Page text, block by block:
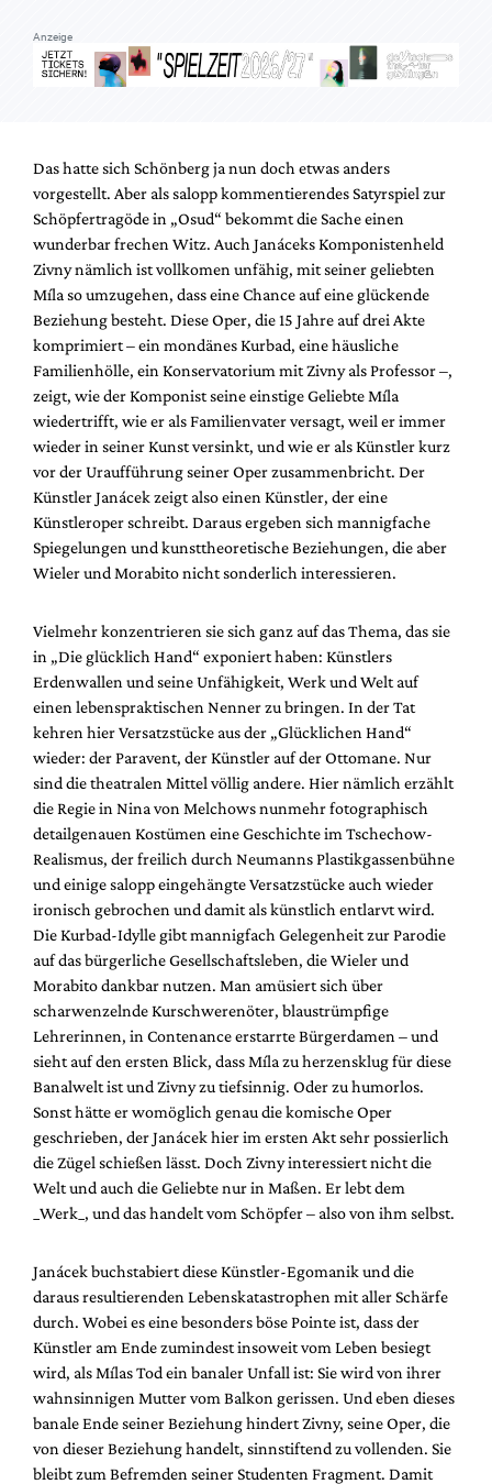
Anzeige
Das hatte sich Schönberg ja nun doch etwas anders
vorgestellt. Aber als salopp kommentierendes Satyrspiel zur
Schöpfertragöde in „Osud“ bekommt die Sache einen
wunderbar frechen Witz. Auch Janáceks Komponistenheld
Zivny nämlich ist vollkomen unfähig, mit seiner geliebten
Míla so umzugehen, dass eine Chance auf eine glückende
Beziehung besteht. Diese Oper, die 15 Jahre auf drei Akte
komprimiert – ein mondänes Kurbad, eine häusliche
Familienhölle, ein Konservatorium mit Zivny als Professor –,
zeigt, wie der Komponist seine einstige Geliebte Míla
wiedertrifft, wie er als Familienvater versagt, weil er immer
wieder in seiner Kunst versinkt, und wie er als Künstler kurz
vor der Uraufführung seiner Oper zusammenbricht. Der
Künstler Janácek zeigt also einen Künstler, der eine
Künstleroper schreibt. Daraus ergeben sich mannigfache
Spiegelungen und kunsttheoretische Beziehungen, die aber
Wieler und Morabito nicht sonderlich interessieren.
Vielmehr konzentrieren sie sich ganz auf das Thema, das sie
in „Die glücklich Hand“ exponiert haben: Künstlers
Erdenwallen und seine Unfähigkeit, Werk und Welt auf
einen lebenspraktischen Nenner zu bringen. In der Tat
kehren hier Versatzstücke aus der „Glücklichen Hand“
wieder: der Paravent, der Künstler auf der Ottomane. Nur
sind die theatralen Mittel völlig andere. Hier nämlich erzählt
die Regie in Nina von Melchows nunmehr fotographisch
detailgenauen Kostümen eine Geschichte im Tschechow-
Realismus, der freilich durch Neumanns Plastikgassenbühne
und einige salopp eingehängte Versatzstücke auch wieder
ironisch gebrochen und damit als künstlich entlarvt wird.
Die Kurbad-Idylle gibt mannigfach Gelegenheit zur Parodie
auf das bürgerliche Gesellschaftsleben, die Wieler und
Morabito dankbar nutzen. Man amüsiert sich über
scharwenzelnde Kurschwerenöter, blaustrümpfige
Lehrerinnen, in Contenance erstarrte Bürgerdamen – und
sieht auf den ersten Blick, dass Míla zu herzensklug für diese
Banalwelt ist und Zivny zu tiefsinnig. Oder zu humorlos.
Sonst hätte er womöglich genau die komische Oper
geschrieben, der Janácek hier im ersten Akt sehr possierlich
die Zügel schießen lässt. Doch Zivny interessiert nicht die
Welt und auch die Geliebte nur in Maßen. Er lebt dem
_Werk_, und das handelt vom Schöpfer – also von ihm selbst.
Janácek buchstabiert diese Künstler-Egomanik und die
daraus resultierenden Lebenskatastrophen mit aller Schärfe
durch. Wobei es eine besonders böse Pointe ist, dass der
Künstler am Ende zumindest insoweit vom Leben besiegt
wird, als Mílas Tod ein banaler Unfall ist: Sie wird von ihrer
wahnsinnigen Mutter vom Balkon gerissen. Und eben dieses
banale Ende seiner Beziehung hindert Zivny, seine Oper, die
von dieser Beziehung handelt, sinnstiftend zu vollenden. Sie
bleibt zum Befremden seiner Studenten Fragment. Damit